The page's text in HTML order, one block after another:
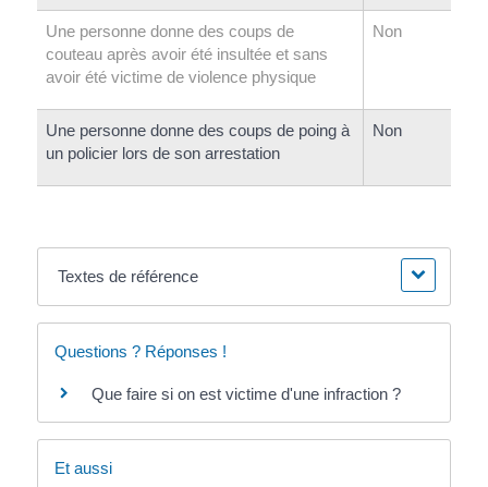
Une personne donne des coups de
couteau après avoir été insultée et sans
avoir été victime de violence physique
Non
Une personne donne des coups de poing à
un policier lors de son arrestation
Non
Textes de référence
Questions ? Réponses !
Que faire si on est victime d'une infraction ?
Et aussi